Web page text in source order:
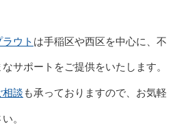
ウト は手稲区や西区を中心に、不
サポートをご提供をいたします。
相談 も承っておりますので、お気軽
。